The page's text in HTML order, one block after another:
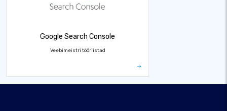
Google Search Console
Veebimeistri tööriistad